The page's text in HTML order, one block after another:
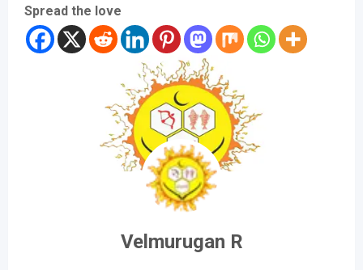
Spread the love
Velmurugan R